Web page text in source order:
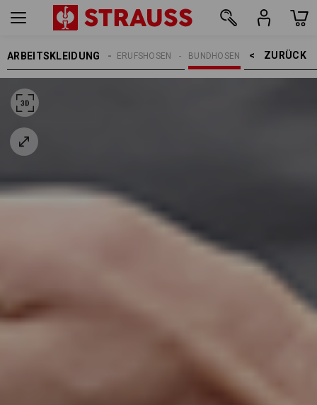
ARBEITSKLEIDUNG ZURÜCK    >
BUNDHOSEN
BERUFSHOSEN
ARBEITSHOSEN